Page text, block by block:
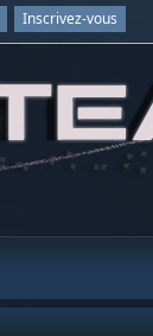
Inscrivez-vous